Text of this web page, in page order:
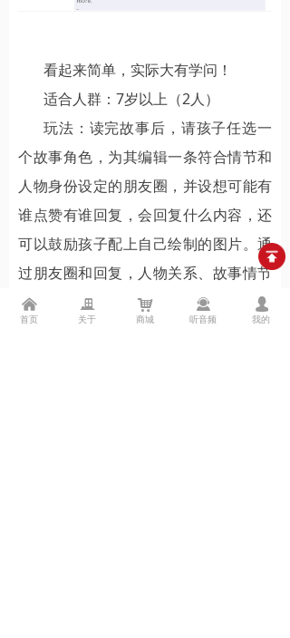
看起来简单，实际大有学问！
适合人群：7岁以上（2人）
玩法：读完故事后，请孩子任选一
个故事角色，为其编辑一条符合情节和
人物身份设定的朋友圈，并设想可能有
谁点赞有谁回复，会回复什么内容，还
可以鼓励孩子配上自己绘制的图片。通
过朋友圈和回复，人物关系、故事情节
就立体地呈现出来了。
05 猜猜是哪个故事
낀
首页
끉
关于
낙
商城
끤
听音频
넙
我的